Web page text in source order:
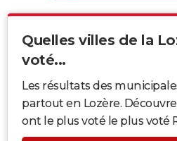
Quelles villes de la
voté...
Les résultats des
partout en Lozère.
ont le plus voté le plus voté